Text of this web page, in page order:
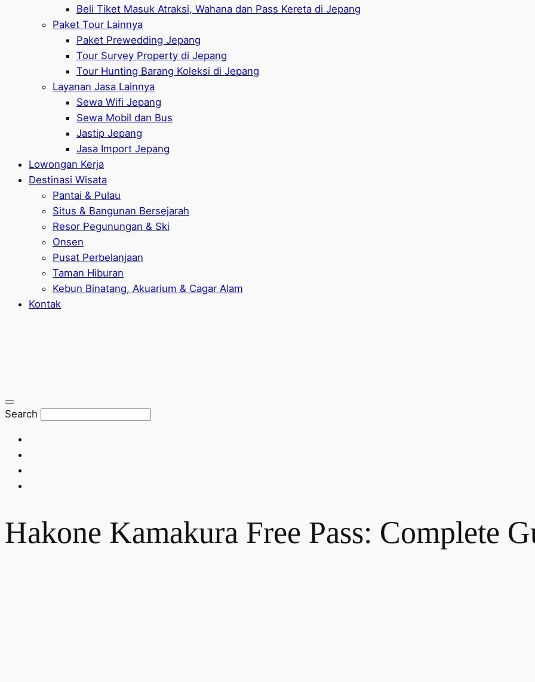
Beli Tiket Masuk Atraksi, Wahana dan Pass Kereta di Jepang
Paket Tour Lainnya
Paket Prewedding Jepang
Tour Survey Property di Jepang
Tour Hunting Barang Koleksi di Jepang
Layanan Jasa Lainnya
Sewa Wifi Jepang
Sewa Mobil dan Bus
Jastip Jepang
Jasa Import Jepang
Lowongan Kerja
Destinasi Wisata
Pantai & Pulau
Situs & Bangunan Bersejarah
Resor Pegunungan & Ski
Onsen
Pusat Perbelanjaan
Taman Hiburan
Kebun Binatang, Akuarium & Cagar Alam
Kontak
Search
Hakone Kamakura Free Pass: Complete